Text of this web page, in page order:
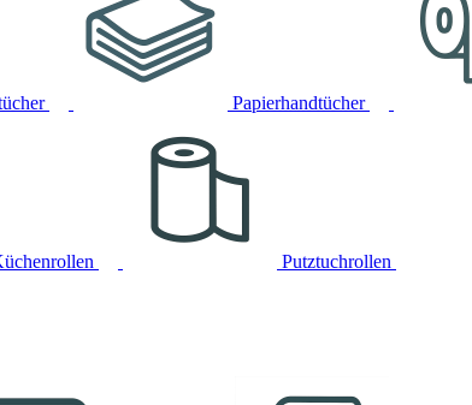
Papierhandtücher
Putztuchrollen